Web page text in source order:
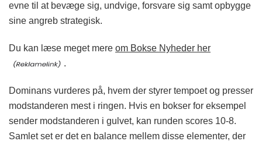
evne til at bevæge sig, undvige, forsvare sig samt opbygge
sine angreb strategisk.
Du kan læse meget mere om Bokse Nyheder her
.
Dominans vurderes på, hvem der styrer tempoet og presser
modstanderen mest i ringen. Hvis en bokser for eksempel
sender modstanderen i gulvet, kan runden scores 10-8.
Samlet set er det en balance mellem disse elementer, der